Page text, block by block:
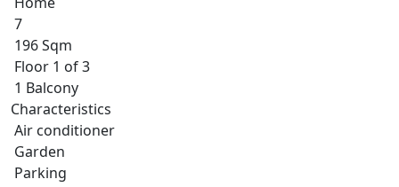
7
196 Sqm
Floor 1 of 3
1 Balcony
Characteristics
Air conditioner
Garden
Parking